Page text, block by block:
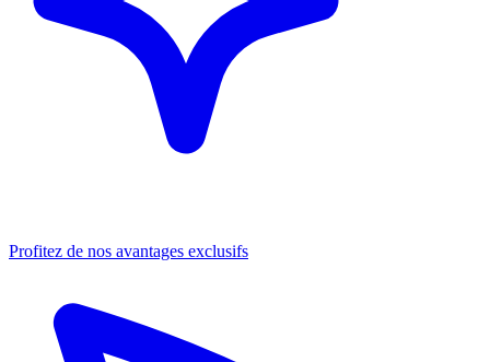
Profitez de nos avantages exclusifs